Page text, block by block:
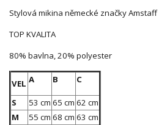
Stylová mikina německé značky Amstaff
TOP KVALITA
80% bavlna, 20% polyester
VEL A B C
S 53 cm 65 cm 62 cm
M
55 cm 68 cm 63 cm